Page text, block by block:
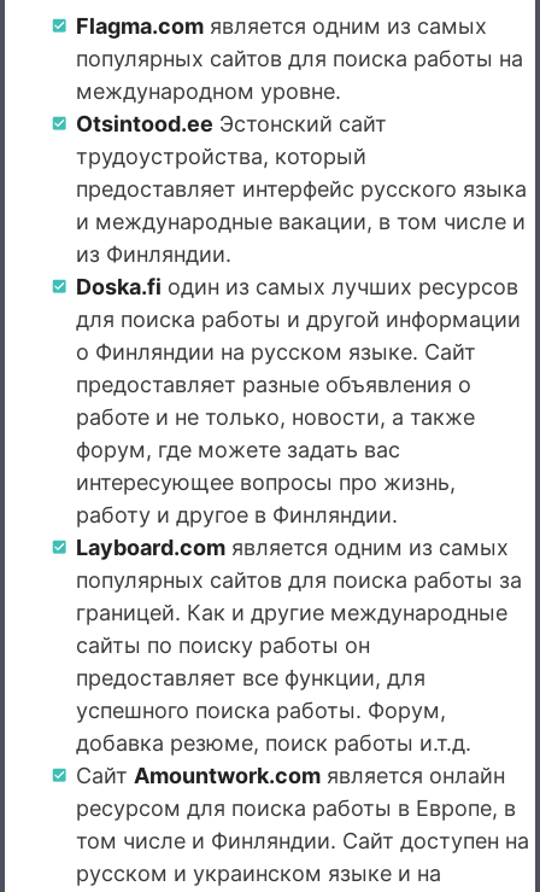
Flagma.com является одним из самых
популярных сайтов для поиска работы на
международном уровне.
Otsintood.ee Эстонский сайт
трудоустройства, который
предоставляет интерфейс русского языка
и международные вакации, в том числе и
из Финляндии.
Doska.fi один из самых лучших ресурсов
для поиска работы и другой информации
о Финляндии на русском языке. Сайт
предоставляет разные объявления о
работе и не только, новости, а также
форум, где можете задать вас
интересующее вопросы про жизнь,
работу и другое в Финляндии.
Layboard.com является одним из самых
популярных сайтов для поиска работы за
границей. Как и другие международные
сайты по поиску работы он
предоставляет все функции, для
успешного поиска работы. Форум,
добавка резюме, поиск работы и.т.д.
Сайт Amountwork.com является онлайн
ресурсом для поиска работы в Европе, в
том числе и Финляндии. Сайт доступен на
русском и украинском языке и на